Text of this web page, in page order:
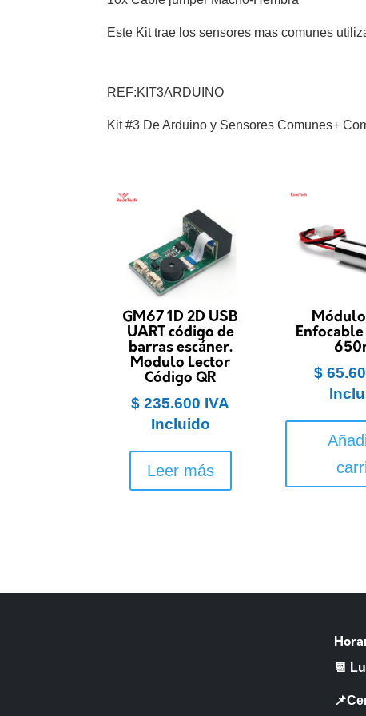
Este Kit trae los sensores mas comunes
REF:KIT3ARDUINO
Kit #3 De Arduino y Sensores Comunes+
GM67 1D 2D USB
UART código de
barras escáner.
Modulo Lector
Código QR
$ 235.600 IVA
Incluido
Leer más
$
📆